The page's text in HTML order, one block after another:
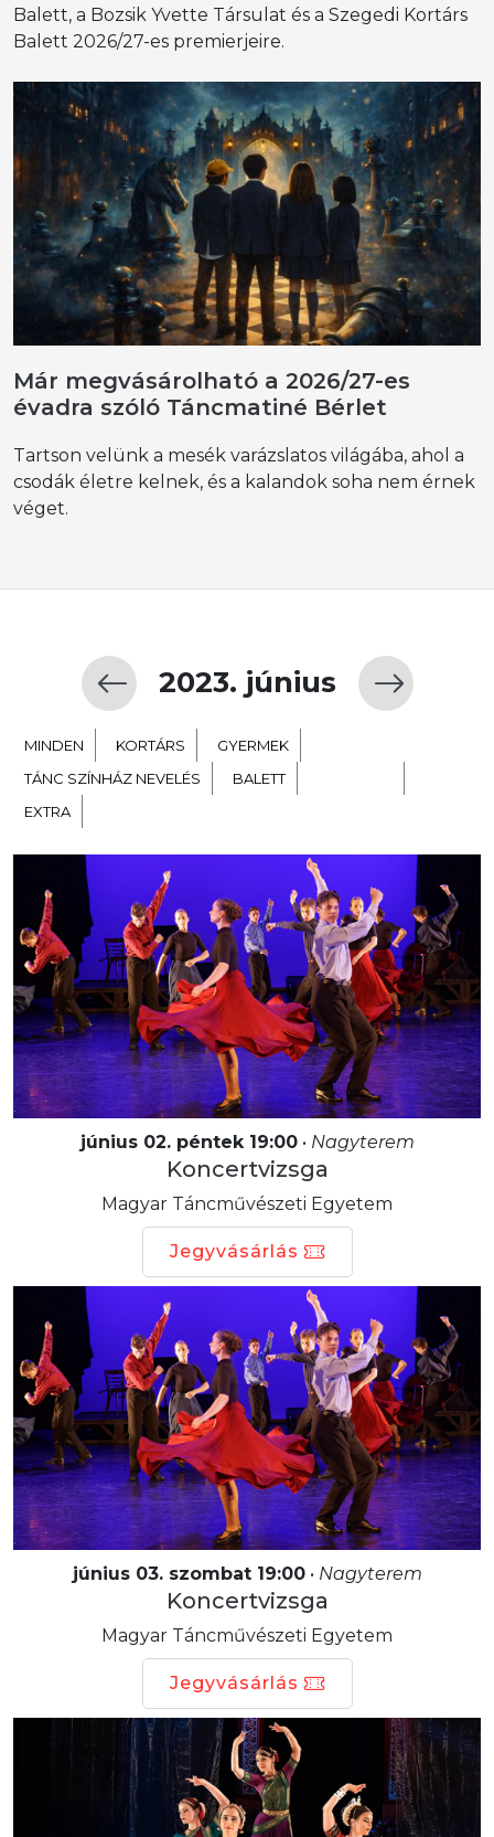
Balett, a Bozsik Yvette Társulat és a Szegedi Kortárs
Balett 2026/27-es premierjeire.
Már megvásárolható a 2026/27-es
évadra szóló Táncmatiné Bérlet
Tartson velünk a mesék varázslatos világába, ahol a
csodák életre kelnek, és a kalandok soha nem érnek
véget.
2023. június
MINDEN KORTÁRS
GYERMEK
TÁNC SZÍNHÁZ NEVELÉS
BALETT
EXTRA
június 02. péntek 19:00• Nagyterem
Koncertvizsga
Magyar Táncművészeti Egyetem
Jegyvásárlás
június 03. szombat 19:00• Nagyterem
Koncertvizsga
Magyar Táncművészeti Egyetem
Jegyvásárlás